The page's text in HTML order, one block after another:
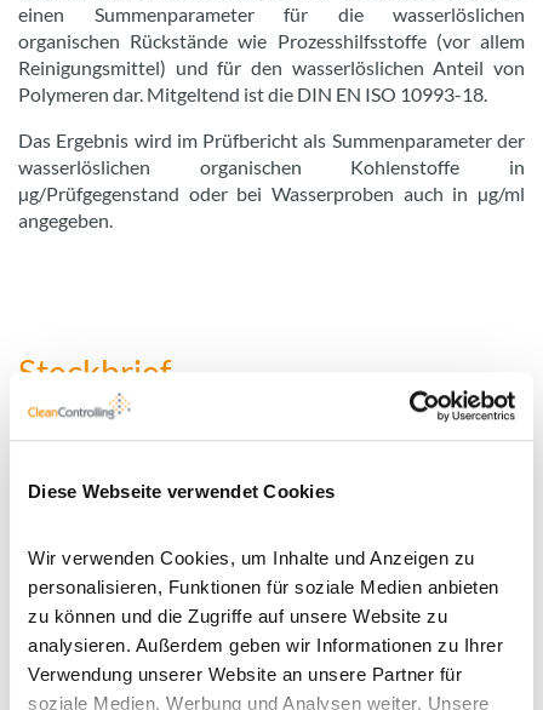
Diese Webseite verwendet Cookies
Wir verwenden Cookies, um Inhalte und Anzeigen zu
personalisieren, Funktionen für soziale Medien anbieten
zu können und die Zugriffe auf unsere Website zu
analysieren. Außerdem geben wir Informationen zu Ihrer
Verwendung unserer Website an unsere Partner für
soziale Medien, Werbung und Analysen weiter. Unsere
einen Summenparameter für die wasserlöslichen
organischen Rückstände wie Prozesshilfsstoffe (vor allem
Reinigungsmittel) und für den wasserlöslichen Anteil von
Polymeren dar. Mitgeltend ist die DIN EN ISO 10993-18.
Das Ergebnis wird im Prüfbericht als Summenparameter der
wasserlöslichen organischen Kohlenstoffe in
µg/Prüfgegenstand oder bei Wasserproben auch in µg/ml
angegeben.
Steckbrief
Typische Branchen branchenübgreifend
Art der
Rückstande von
Reinigungsmitteln
Ergebnis
µg/Prüfgegenstand oder bei
Wasserproben µg/ml
Prüfnormen und -
ISO 19227:2018